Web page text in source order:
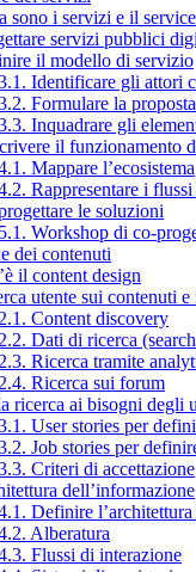
sono i servizi e il
servizi pubblici
il modello di servizio
Identificare gli attori
Formulare la
Inquadrare gli
il funzionamento
Mappare l’ecosistema
Rappresentare i
le soluzioni
Workshop di co-
dei contenuti
il content design
utente sui contenuti
Content discovery
Dati di ricerca
Ricerca tramite
Ricerca sui forum
ricerca ai bisogni degli
User stories per
Job stories per
Criteri di accettazione
dell’informazione
Definire
Alberatura
Flussi di interazione